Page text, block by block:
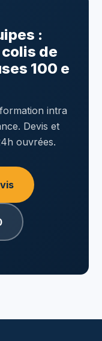
:
de
100 e
intra
Devis et
ouvrées.